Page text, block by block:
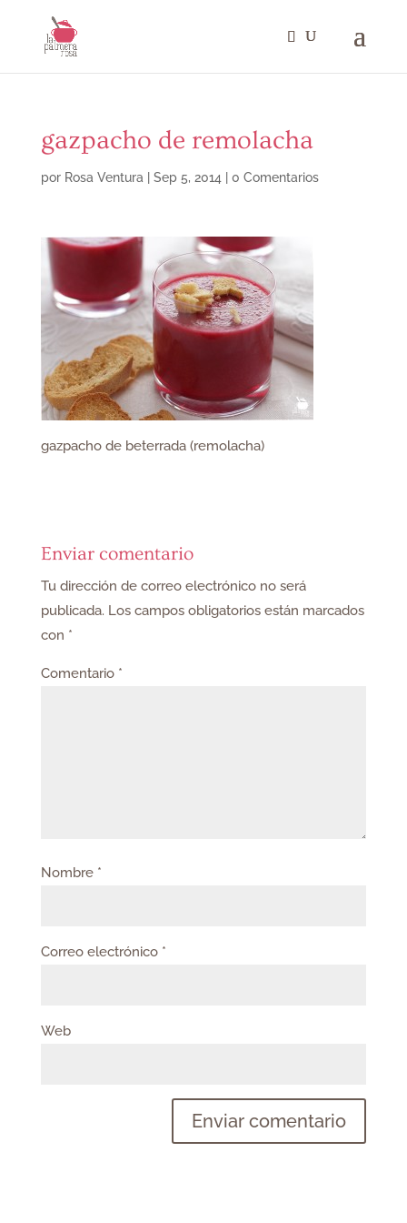
gazpacho de remolacha
por Rosa Ventura Sep 5, 2014 0 Comentarios
gazpacho de beterrada (remolacha)
Enviar comentario
Tu dirección de correo electrónico no será
publicada. Los campos obligatorios están marcados
con *
Comentario *
Nombre *
Correo electrónico *
Web